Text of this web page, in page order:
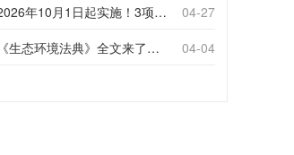
2026年10月1日起实施！3项生物降解能力检测新国标
04-27
《生态环境法典》全文来了！降解材料、生物基应用与包装环保规范
04-04